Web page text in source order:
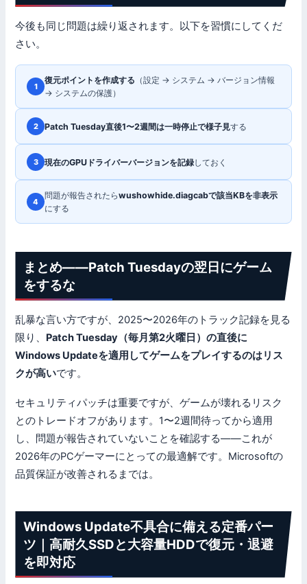
今後も同じ問題は繰り返されます。以下を習慣にしてくだ
さい。
1
復元ポイントを作成する （設定 → システム → バージョン情報
→ システムの保護）
2 Patch Tuesday直後1〜2週間は一時停止で様子見する
3 現在のGPUドライバーバージョンを記録しておく
4
問題が報告されたらwushowhide.diagcabで該当KBを非表示
にする
まとめ——Patch Tuesdayの翌日にゲーム
をするな
乱暴な言い方ですが、2025〜2026年のトラック記録を見る
限り、 Patch Tuesday（毎月第2火曜日）の直後に
Windows Updateを適用してゲームをプレイするのはリス
クが高いです。
セキュリティパッチは重要ですが、ゲームが壊れるリスク
とのトレードオフがあります。1〜2週間待ってから適用
し、問題が報告されていないことを確認する——これが
2026年のPCゲーマーにとっての最適解です。Microsoftの
品質保証が改善されるまでは。
Windows Update不具合に備える定番パー
ツ｜高耐久SSDと大容量HDDで復元・退避
を即対応